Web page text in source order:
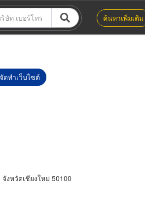
ค้นหาเพิ่มเติม
ดทำเว็บไซต์
งหวัดเชียงใหม่ 50100